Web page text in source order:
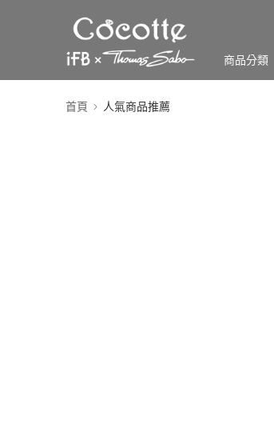
商品分類
首頁 人氣商品推薦